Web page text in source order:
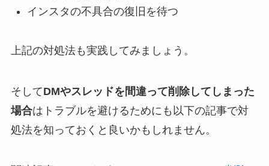
インスタの不具合の復旧を待つ
上記の対処法も実践してみましょう。
そしてDMやスレッドを間違って削除してしまった
場合はトラブルを避けるためにも以下の記事で対
処法を知っておくと良いかもしれません。